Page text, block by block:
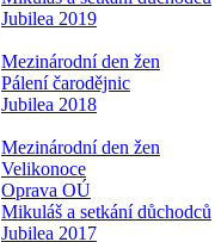
Jubilea 2019
Mezinárodní den žen
Pálení čarodějnic
Jubilea 2018
Mezinárodní den žen
Velikonoce
Oprava OÚ
Mikuláš a setkání důchodců
Jubilea 2017